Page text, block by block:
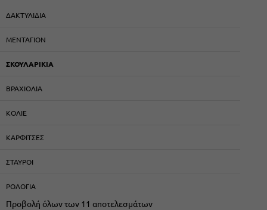
ΔΑΚΤΥΛΙΔΙΑ
ΜΕΝΤΑΓΙΟΝ
ΣΚΟΥΛΑΡΙΚΙΑ
ΒΡΑΧΙΟΛΙΑ
ΚΟΛΙΕ
ΚΑΡΦΙΤΣΕΣ
ΣΤΑΥΡΟΙ
ΡΟΛΟΓΙΑ
Προβολή όλων των 11 αποτελεσμάτων